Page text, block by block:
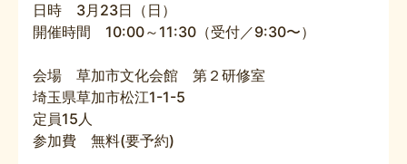
日時 3月23日（日）
開催時間 10:00～11:30（受付／9:30〜）
会場 草加市文化会館 第２研修室
埼玉県草加市松江1-1-5
定員15人
参加費 無料(要予約)